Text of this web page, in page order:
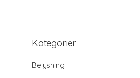
Kategorier
Belysning